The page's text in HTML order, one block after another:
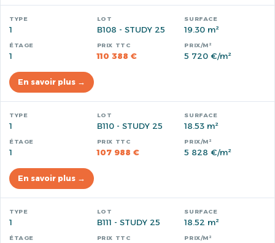
1 B108 - STUDY 25 19.30 m²
1 110 388 € 5 720 €/m²
En savoir plus →
1 B110 - STUDY 25 18.53 m²
1 107 988 € 5 828 €/m²
En savoir plus →
1 B111 - STUDY 25 18.52 m²